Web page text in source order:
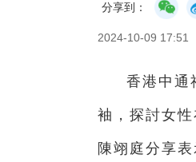
分享到：
2024-10-09 17:51
香港中通
袖，探討女
陳翊庭分享